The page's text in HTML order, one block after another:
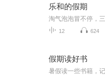
乐和的假期
12 624
假期读好书